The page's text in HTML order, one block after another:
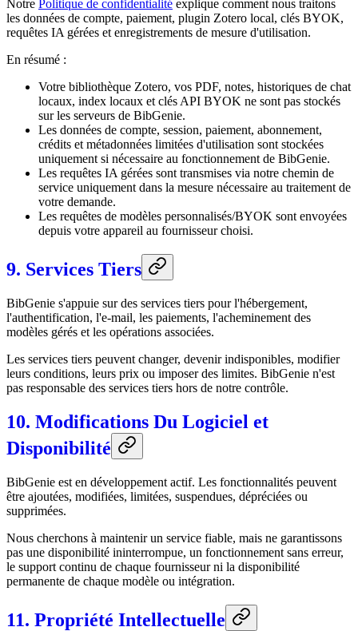
Notre Politique de confidentialité explique comment nous traitons
les données de compte, paiement, plugin Zotero local, clés BYOK,
requêtes IA gérées et enregistrements de mesure d'utilisation.
En résumé :
Votre bibliothèque Zotero, vos PDF, notes, historiques de chat
locaux, index locaux et clés API BYOK ne sont pas stockés
sur les serveurs de BibGenie.
Les données de compte, session, paiement, abonnement,
crédits et métadonnées limitées d'utilisation sont stockées
uniquement si nécessaire au fonctionnement de BibGenie.
Les requêtes IA gérées sont transmises via notre chemin de
service uniquement dans la mesure nécessaire au traitement de
votre demande.
Les requêtes de modèles personnalisés/BYOK sont envoyées
depuis votre appareil au fournisseur choisi.
9. Services Tiers
BibGenie s'appuie sur des services tiers pour l'hébergement,
l'authentification, l'e-mail, les paiements, l'acheminement des
modèles gérés et les opérations associées.
Les services tiers peuvent changer, devenir indisponibles, modifier
leurs conditions, leurs prix ou imposer des limites. BibGenie n'est
pas responsable des services tiers hors de notre contrôle.
10. Modifications Du Logiciel et
Disponibilité
BibGenie est en développement actif. Les fonctionnalités peuvent
être ajoutées, modifiées, limitées, suspendues, dépréciées ou
supprimées.
Nous cherchons à maintenir un service fiable, mais ne garantissons
pas une disponibilité ininterrompue, un fonctionnement sans erreur,
le support continu de chaque fournisseur ni la disponibilité
permanente de chaque modèle ou intégration.
11. Propriété Intellectuelle